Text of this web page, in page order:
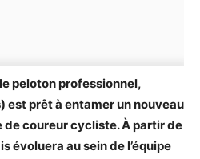
peloton professionnel,
est prêt à entamer un nouveau
coureur cycliste. À partir de
évoluera au sein de l’équipe